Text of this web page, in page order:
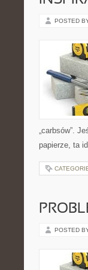
POSTED
„carbsów”.
papierze, ta
POSTED